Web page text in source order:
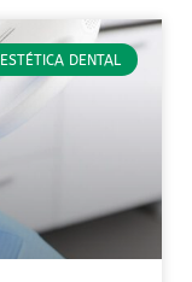
ESTÉTICA DENTAL